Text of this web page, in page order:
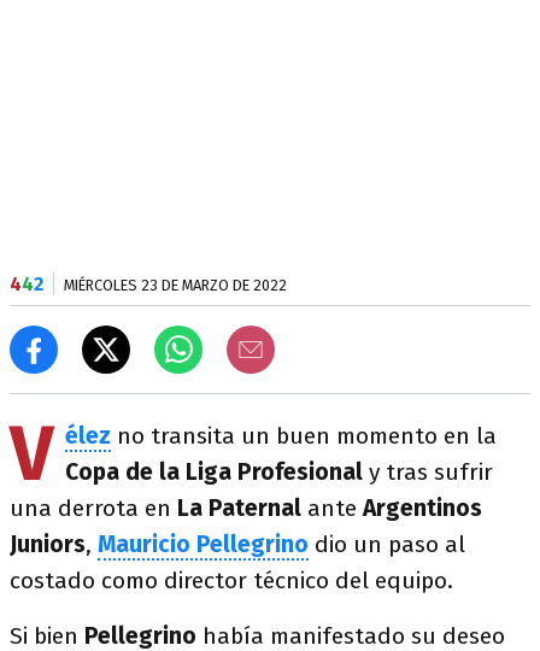
442 MIÉRCOLES 23 DE MARZO DE 2022
V élez no transita un buen momento en la
Copa de la Liga Profesional y tras sufrir
una derrota en La Paternal anteArgentinos
Juniors, Mauricio Pellegrino dio un paso al
costado como director técnico del equipo.
Si bien Pellegrino había manifestado su deseo